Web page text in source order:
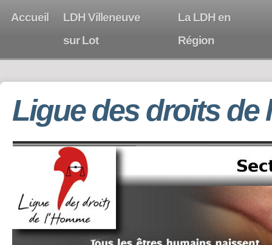
Accueil
LDH Villeneuve
sur Lot
La LDH en
Région
Ligue des droits de